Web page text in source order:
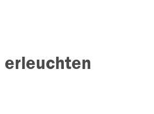
erleuchten